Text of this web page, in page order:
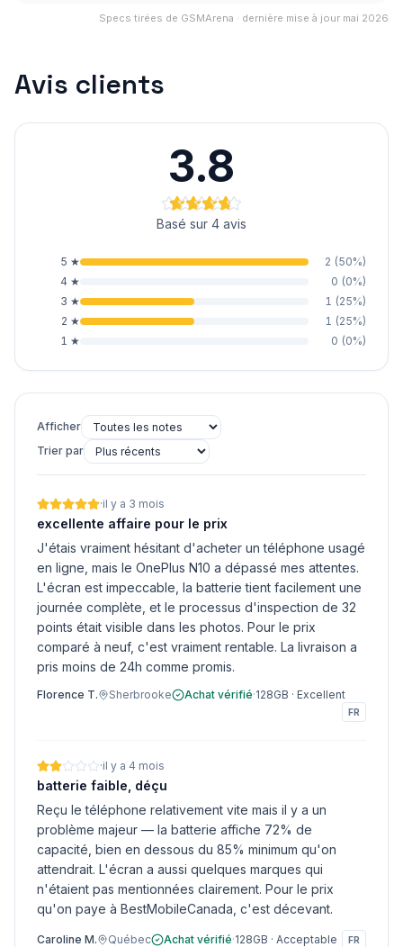
Specs tirées de GSMArena · dernière mise à jour mai 2026
Avis clients
3.8
Basé sur 4 avis
5 ★ 2 (50%)
4 ★ 0 (0%)
3 ★ 1 (25%)
2 ★ 1 (25%)
1 ★ 0 (0%)
Afficher
Trier par
·il y a 3 mois
excellente affaire pour le prix
J'étais vraiment hésitant d'acheter un téléphone usagé
en ligne, mais le OnePlus N10 a dépassé mes attentes.
L'écran est impeccable, la batterie tient facilement une
journée complète, et le processus d'inspection de 32
points était visible dans les photos. Pour le prix
comparé à neuf, c'est vraiment rentable. La livraison a
pris moins de 24h comme promis.
Florence T. Sherbrooke Achat vérifié·128GB · Excellent
FR
·il y a 4 mois
batterie faible, déçu
Reçu le téléphone relativement vite mais il y a un
problème majeur — la batterie affiche 72% de
capacité, bien en dessous du 85% minimum qu'on
attendrait. L'écran a aussi quelques marques qui
n'étaient pas mentionnées clairement. Pour le prix
qu'on paye à BestMobileCanada, c'est décevant.
Caroline M. Québec Achat vérifié·128GB · Acceptable FR